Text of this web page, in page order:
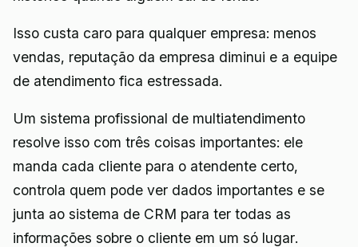
Isso custa caro para qualquer empresa: menos
vendas, reputação da empresa diminui e a equipe
de atendimento fica estressada.
Um sistema profissional de multiatendimento
resolve isso com três coisas importantes: ele
manda cada cliente para o atendente certo,
controla quem pode ver dados importantes e se
junta ao sistema de CRM para ter todas as
informações sobre o cliente em um só lugar.